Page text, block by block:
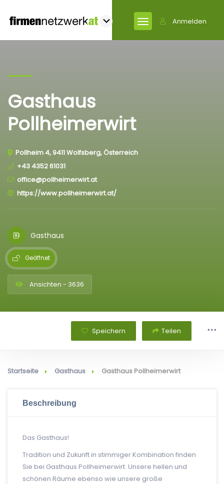
Anmelden
Gasthaus
Pollheimerwirt
Pollheim 4, 9411 Wolfsberg, Österreich
+43 4352 61031
office@pollheimerwirt.at
https://www.pollheimerwirt.at/
Gasthaus
Geöffnet
Ansichten - 3636
Speichern Teilen
Startseite Gasthaus Gasthaus Pollheimerwirt
Beschreibung
Das Gasthaus!
Tradition und Zukunft in stimmiger Kombination finden
Sie bei Gasthaus Pollheimerwirt. Unsere hellen und
schönen Räume ebenso wie unsere große